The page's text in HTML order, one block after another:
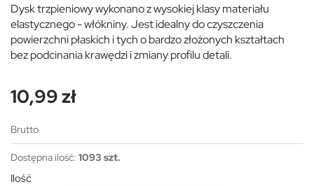
Dysk trzpieniowy wykonano z wysokiej klasy materiału
elastycznego - włókniny. Jest idealny do czyszczenia
powierzchni płaskich i tych o bardzo złożonych kształtach
bez podcinania krawędzi i zmiany profilu detali.
10,99 zł
Brutto
Dostępna ilość: 1093 szt.
Ilość